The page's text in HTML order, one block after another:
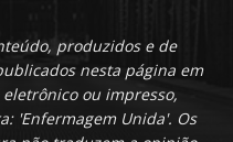
produzidos e de
nesta página em
ou impresso,
'Enfermagem Unida'. Os